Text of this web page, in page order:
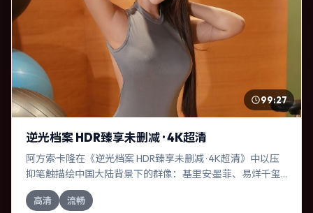
99:27
逆光档案 HDR臻享未删减 · 4K超清
阿方索·卡隆在《逆光档案 HDR臻享未删减 · 4K超清》中以压
抑笔触描绘中国大陆背景下的群像：基里安·墨菲、易烊千玺
等演员层次丰富。作为一部传记作品，故事从日常裂缝切
入，逐步推向不可逆转的结局；视听语言统一，情感落点克
高清 流畅